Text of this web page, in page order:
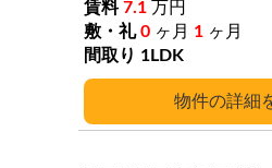
詳細
7.1 万円
0 ヶ月 1 ヶ月
1LDK